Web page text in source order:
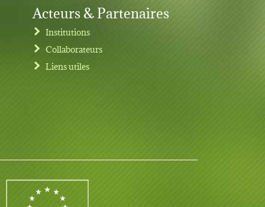
Acteurs & Partenaires
Institutions
Collaborateurs
Liens utiles